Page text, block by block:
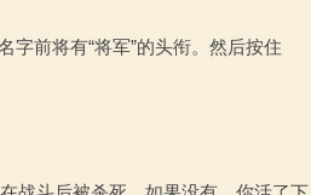
字前将有“将军”的头衔。然后按住